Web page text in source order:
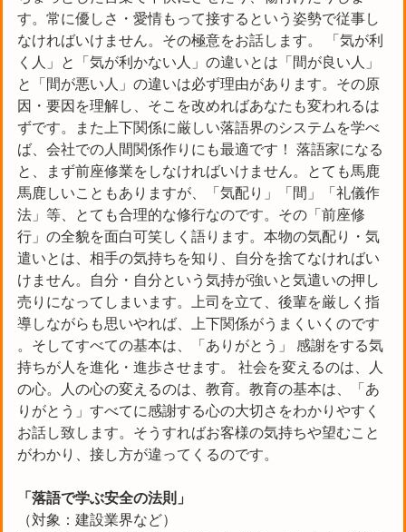
す。常に優しさ・愛情もって接するという姿勢で従事し
なければいけません。その極意をお話します。 「気が利
く人」と「気が利かない人」の違いとは「間が良い人」
と「間が悪い人」の違いは必ず理由があります。その原
因・要因を理解し、そこを改めればあなたも変われるは
ずです。また上下関係に厳しい落語界のシステムを学べ
ば、会社での人間関係作りにも最適です！ 落語家になる
と、まず前座修業をしなければいけません。とても馬鹿
馬鹿しいこともありますが、「気配り」「間」「礼儀作
法」等、とても合理的な修行なのです。その「前座修
行」の全貌を面白可笑しく語ります。本物の気配り・気
遣いとは、相手の気持ちを知り、自分を捨てなければい
けません。自分・自分という気持が強いと気遣いの押し
売りになってしまいます。上司を立て、後輩を厳しく指
導しながらも思いやれば、上下関係がうまくいくのです
。そしてすべての基本は、「ありがとう」 感謝をする気
持ちが人を進化・進歩させます。 社会を変えるのは、人
の心。人の心の変えるのは、教育。教育の基本は、「あ
りがとう」すべてに感謝する心の大切さをわかりやすく
お話し致します。そうすればお客様の気持ちや望むこと
がわかり、接し方が違ってくるのです。
「落語で学ぶ安全の法則」
（対象：建設業界など）